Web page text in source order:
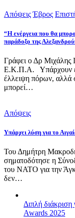
Απόψεις Έβρος
“Η ενέργεια που θα
παράδοξο της
Γράφει ο Δρ Μιχάλης
Ε.Κ.Π.Α. Υπάρχουν
έλλειψη πόρων, αλλά
μπορεί…
Απόψεις
Υπάρχει λύση για το
Του Δημήτρη
σηματοδότησε η
του ΝΑΤΟ για την
δεν…
Διπλή
Awards 2025